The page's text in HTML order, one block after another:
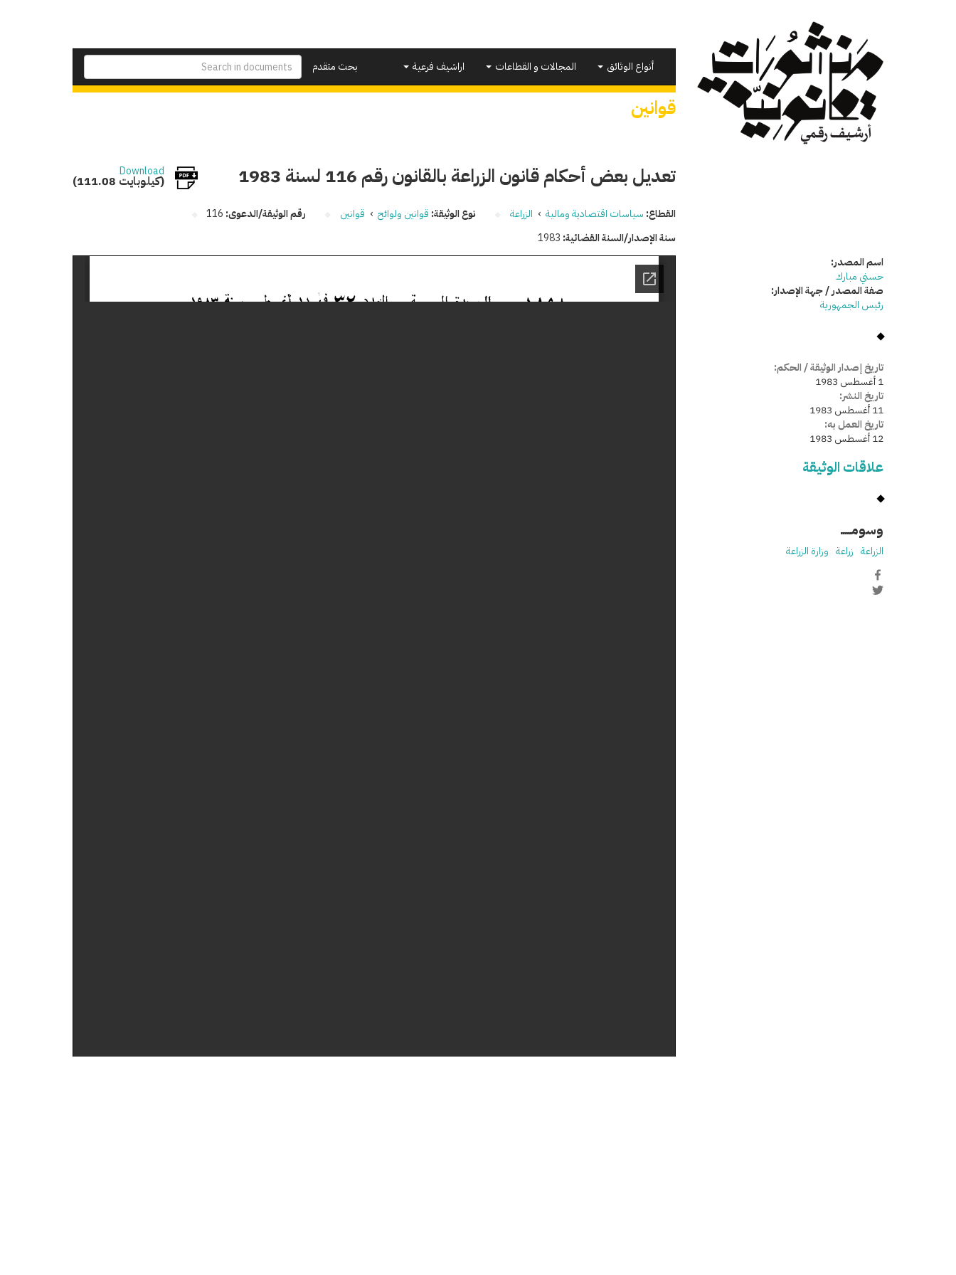
بحث متقدم
أنواع الوثائق المجالات و القطاعات اراشيف فرعية
قوانين
تعديل بعض أحكام قانون الزراعة بالقانون رقم 116 لسنة 1983 Download
(111.08 كيلوبايت)
القطاع: سياسات اقتصادية ومالية › الزراعة نوع الوثيقة: قوانين ولوائح › قوانين رقم الوثيقة/الدعوى: 116
سنة الإصدار/السنة القضائية: 1983
اسم المصدر:
حسني مبارك
صفة المصدر / جهة الإصدار:
رئيس الجمهورية
تاريخ إصدار الوثيقة / الحكم:
1 أغسطس 1983
تاريخ النشر:
11 أغسطس 1983
تاريخ العمل به:
12 أغسطس 1983
علاقات الوثيقة
وسومـــــ
الزراعة زراعة وزارة الزراعة